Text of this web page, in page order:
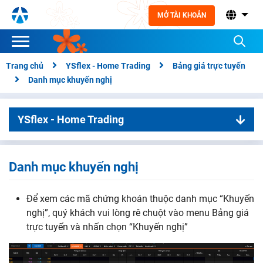
MỞ TÀI KHOẢN
Trang chủ YSflex - Home Trading
Bảng giá trực tuyến
Danh mục khuyến nghị
YSflex - Home Trading
01. Bảng giá trực tuyến
Danh mục theo dõi
Bảng giá lô lẻ
Danh mục khuyến nghị
Danh mục chứng quyền
Danh mục khuyến nghị
Để xem các mã chứng khoán thuộc danh mục “Khuyến
nghị”, quý khách vui lòng rê chuột vào menu Bảng giá
trực tuyến và nhấn chọn “Khuyến nghị”